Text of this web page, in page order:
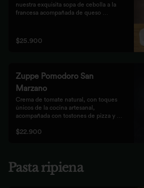
nuestra exquisita sopa de cebolla a la
francesa acompañada de queso
$25.900
Zuppe Pomodoro San
Marzano
Crema de tomate natural, con toques
únicos de la cocina artesanal,
acompañada con tostones de pizza y
$22.900
Pasta ripiena